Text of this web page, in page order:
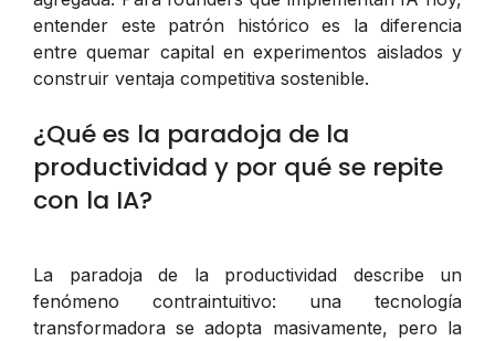
entender este patrón histórico es la diferencia
entre quemar capital en experimentos aislados y
construir ventaja competitiva sostenible.
¿Qué es la paradoja de la
productividad y por qué se repite
con la IA?
La paradoja de la productividad describe un
fenómeno contraintuitivo: una tecnología
transformadora se adopta masivamente, pero la